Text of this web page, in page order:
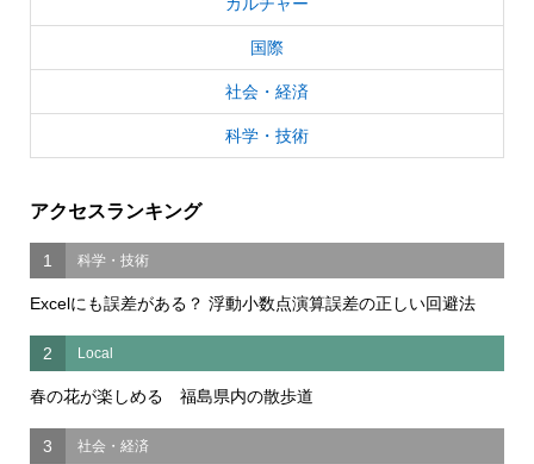
国際
社会・経済
科学・技術
アクセスランキング
1 科学・技術
Excelにも誤差がある？ 浮動小数点演算誤差の正しい回避法
2 Local
春の花が楽しめる 福島県内の散歩道
3 社会・経済